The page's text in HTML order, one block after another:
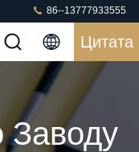
86--13777933555
Цитата
Заводу